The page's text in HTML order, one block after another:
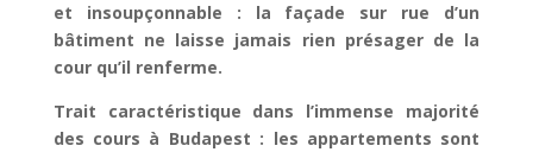
et insoupçonnable : la façade sur rue d’un
bâtiment ne laisse jamais rien présager de la
cour qu’il renferme.
Trait caractéristique dans l’immense majorité
des cours à Budapest : les appartements sont